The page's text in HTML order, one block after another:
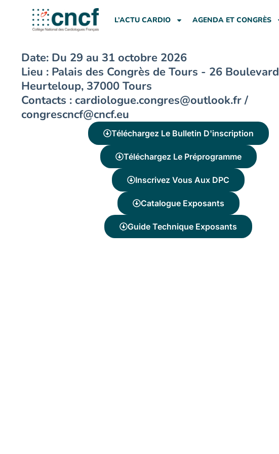
L’ACTU CARDIO AGENDA ET CONGRÈS
Date: Du 29 au 31 octobre 2026
Lieu : Palais des Congrès de Tours - 26 Boulevard
Heurteloup, 37000 Tours
Contacts : cardiologue.congres@outlook.fr /
congrescncf@cncf.eu
Téléchargez Le Bulletin D'inscription
Téléchargez Le Préprogramme
Inscrivez Vous Aux DPC
Catalogue Exposants
Guide Technique Exposants